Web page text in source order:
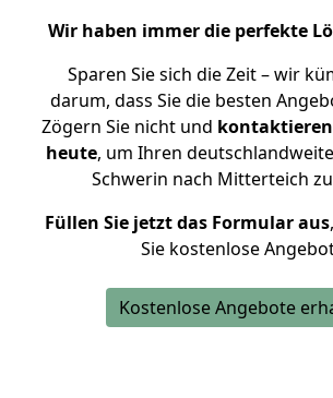
Wir haben immer die perfekte
Sparen Sie sich die Zeit – wir
darum, dass Sie die besten
Zögern Sie nicht und kontaktieren
heute, um Ihren
Schwerin nach Mitterteich
Füllen Sie jetzt das Formular aus
Sie kostenlose
Kostenlose Angebote